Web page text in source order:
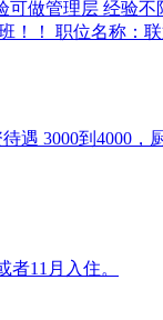
做管理层 经验
！！ 职位名称：
3000到4000
者11月入住。